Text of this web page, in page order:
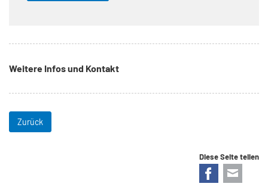
Weitere Infos und Kontakt
Zurück
Diese Seite teilen
Facebook